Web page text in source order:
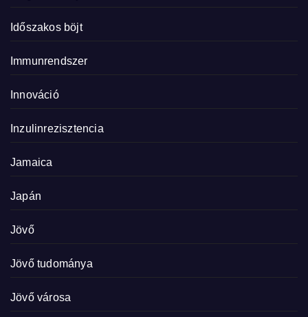
Időszakos böjt
Immunrendszer
Innováció
Inzulinrezisztencia
Jamaica
Japán
Jövő
Jövő tudománya
Jövő városa